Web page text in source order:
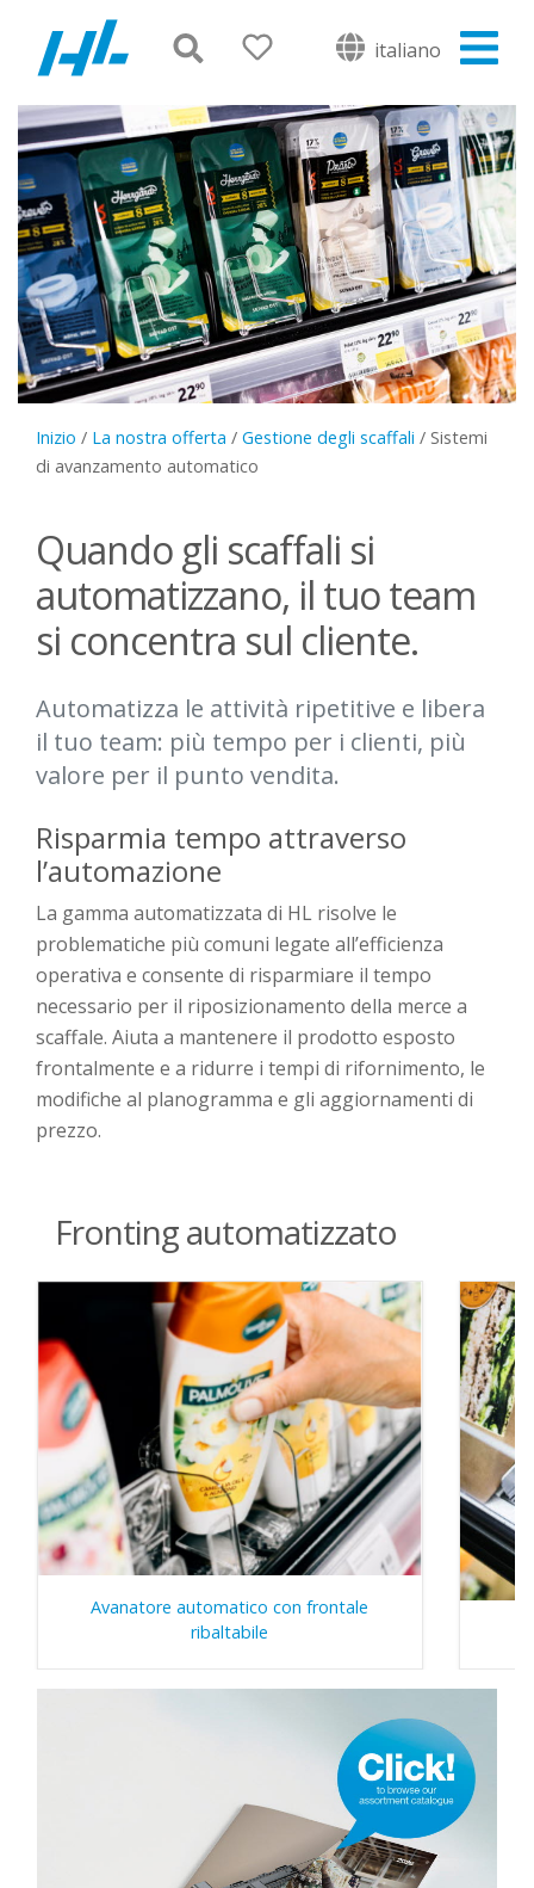
italiano
Inizio / La nostra offerta / Gestione degli scaffali / Sistemi
di avanzamento automatico
Quando gli scaffali si
automatizzano, il tuo team
si concentra sul cliente.
Automatizza le attività ripetitive e libera
il tuo team: più tempo per i clienti, più
valore per il punto vendita.
Risparmia tempo attraverso
l’automazione
La gamma automatizzata di HL risolve le
problematiche più comuni legate all’efficienza
operativa e consente di risparmiare il tempo
necessario per il riposizionamento della merce a
scaffale. Aiuta a mantenere il prodotto esposto
frontalmente e a ridurre i tempi di rifornimento, le
modifiche al planogramma e gli aggiornamenti di
prezzo.
Fronting automatizzato
Avanatore automatico con frontale
ribaltabile